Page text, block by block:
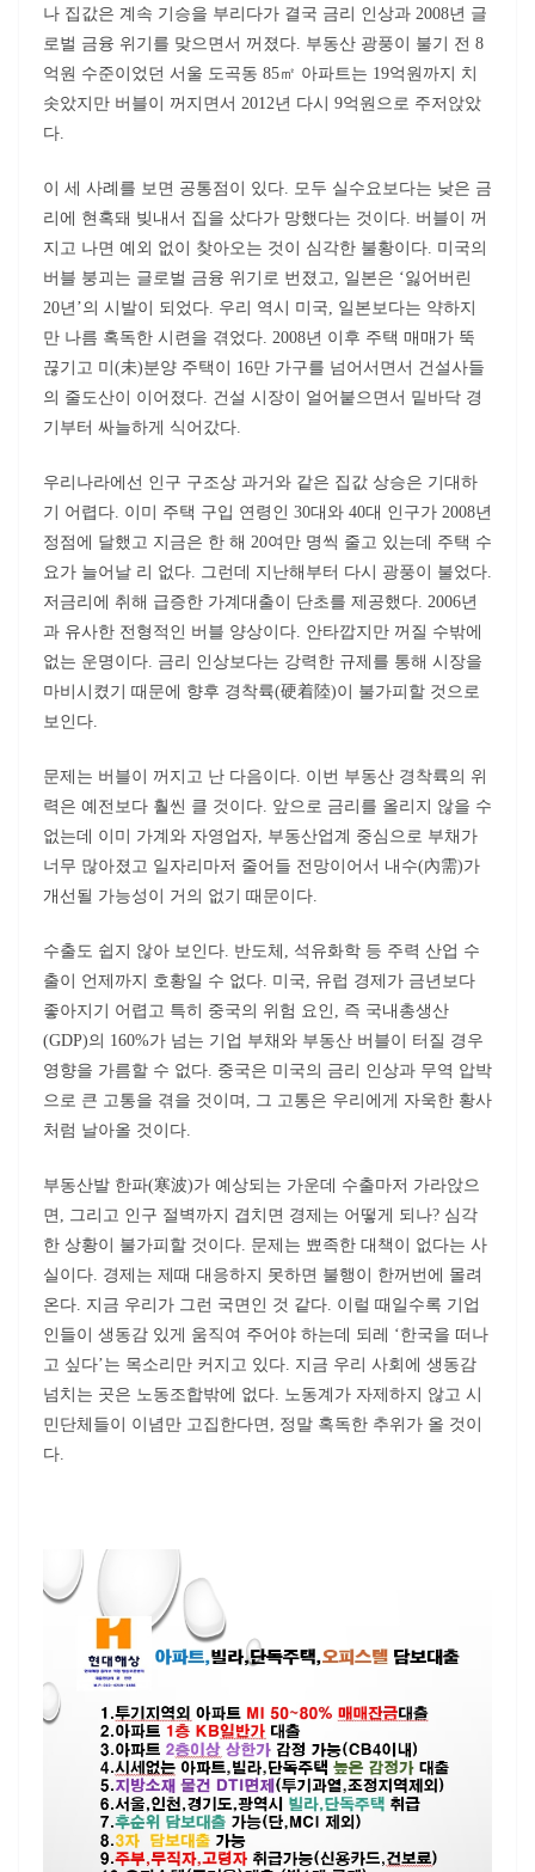
나 집값은 계속 기승을 부리다가 결국 금리 인상과 2008년 글
로벌 금융 위기를 맞으면서 꺼졌다. 부동산 광풍이 불기 전 8
억원 수준이었던 서울 도곡동 85㎡ 아파트는 19억원까지 치
솟았지만 버블이 꺼지면서 2012년 다시 9억원으로 주저앉았
다.
이 세 사례를 보면 공통점이 있다. 모두 실수요보다는 낮은 금
리에 현혹돼 빚내서 집을 샀다가 망했다는 것이다. 버블이 꺼
지고 나면 예외 없이 찾아오는 것이 심각한 불황이다. 미국의
버블 붕괴는 글로벌 금융 위기로 번졌고, 일본은 ‘잃어버린
20년’의 시발이 되었다. 우리 역시 미국, 일본보다는 약하지
만 나름 혹독한 시련을 겪었다. 2008년 이후 주택 매매가 뚝
끊기고 미(未)분양 주택이 16만 가구를 넘어서면서 건설사들
의 줄도산이 이어졌다. 건설 시장이 얼어붙으면서 밑바닥 경
기부터 싸늘하게 식어갔다.
우리나라에선 인구 구조상 과거와 같은 집값 상승은 기대하
기 어렵다. 이미 주택 구입 연령인 30대와 40대 인구가 2008년
정점에 달했고 지금은 한 해 20여만 명씩 줄고 있는데 주택 수
요가 늘어날 리 없다. 그런데 지난해부터 다시 광풍이 불었다.
저금리에 취해 급증한 가계대출이 단초를 제공했다. 2006년
과 유사한 전형적인 버블 양상이다. 안타깝지만 꺼질 수밖에
없는 운명이다. 금리 인상보다는 강력한 규제를 통해 시장을
마비시켰기 때문에 향후 경착륙(硬着陸)이 불가피할 것으로
보인다.
문제는 버블이 꺼지고 난 다음이다. 이번 부동산 경착륙의 위
력은 예전보다 훨씬 클 것이다. 앞으로 금리를 올리지 않을 수
없는데 이미 가계와 자영업자, 부동산업계 중심으로 부채가
너무 많아졌고 일자리마저 줄어들 전망이어서 내수(內需)가
개선될 가능성이 거의 없기 때문이다.
수출도 쉽지 않아 보인다. 반도체, 석유화학 등 주력 산업 수
출이 언제까지 호황일 수 없다. 미국, 유럽 경제가 금년보다
좋아지기 어렵고 특히 중국의 위험 요인, 즉 국내총생산
(GDP)의 160%가 넘는 기업 부채와 부동산 버블이 터질 경우
영향을 가름할 수 없다. 중국은 미국의 금리 인상과 무역 압박
으로 큰 고통을 겪을 것이며, 그 고통은 우리에게 자욱한 황사
처럼 날아올 것이다.
부동산발 한파(寒波)가 예상되는 가운데 수출마저 가라앉으
면, 그리고 인구 절벽까지 겹치면 경제는 어떻게 되나? 심각
한 상황이 불가피할 것이다. 문제는 뾰족한 대책이 없다는 사
실이다. 경제는 제때 대응하지 못하면 불행이 한꺼번에 몰려
온다. 지금 우리가 그런 국면인 것 같다. 이럴 때일수록 기업
인들이 생동감 있게 움직여 주어야 하는데 되레 ‘한국을 떠나
고 싶다’는 목소리만 커지고 있다. 지금 우리 사회에 생동감
넘치는 곳은 노동조합밖에 없다. 노동계가 자제하지 않고 시
민단체들이 이념만 고집한다면, 정말 혹독한 추위가 올 것이
다.